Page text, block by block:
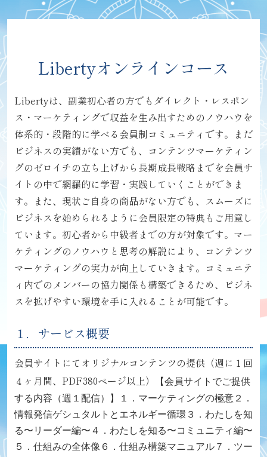
Libertyオンラインコース
Libertyは、副業初心者の方でも ダイレクト・レスポン
ス・マーケティングで収益を生み出すためのノウハウを
体系的・段階的に学べる 会員制コミュニティです。 まだ
ビジネスの実績がない方でも、コンテンツマーケティン
グのゼロイチの立ち上げから長期成長戦略までを会員サ
イトの中で網羅的に学習・実践していくことができま
す。 また、現状ご自身の商品がない方でも、 スムーズに
ビジネスを始められるように会員限定の特典もご用意し
ています。 初心者から中級者までの方が対象です。 マー
ケティングのノウハウと思考の解説により、 コンテンツ
マーケティングの実力が向上していきます。 コミュニテ
ィ内でのメンバーの協力関係も構築できるため、
ビジネ
スを拡げやすい環境を手に入れることが可能です。
１．サービス概要
会員サイトにてオリジナルコンテンツの提供（週に１回
４ヶ月間、PDF380ページ以上）
【会員サイトでご提供
する内容（週１配信）】
１．マーケティングの極意２．
情報発信ゲシュタルトとエネルギー循環 ３．わたしを知
る〜リーダー編〜 ４．わたしを知る〜コミュニティ編〜
５．仕組みの全体像 ６．仕組み構築マニュアル７．ツー